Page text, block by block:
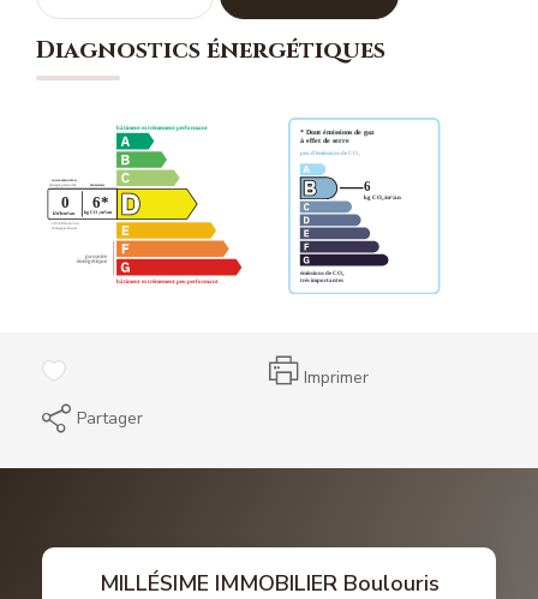
Diagnostics énergétiques
Imprimer
Partager
MILLÉSIME IMMOBILIER Boulouris